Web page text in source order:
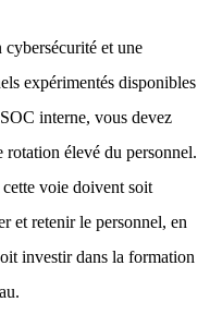
et une
expérimentés disponibles
interne, vous devez
élevé du personnel.
voie doivent soit
et retenir le personnel, en
investir dans la formation